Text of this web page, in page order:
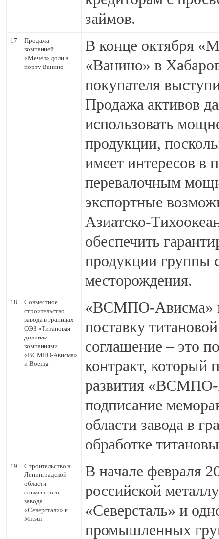
займов.
17
Продажа
компанией
«Мечел» доли в
порту Ванино
В конце октября
«Ванино» в
покупателя
Продажа активов
использовать
продукции,
имеет интересов в
перевалочным
экспортные
Азиатско-
обеспечить
продукции группы
месторождения.
18
Совместное
строительство
завода в границах
ОЭЗ «Титановая
долина»
компаниями
«ВСМПО-Ависма»
и Boeing
«ВСМПО-Ависма» и
поставку
соглашение – это
контракт, который
развития «ВСМПО-
подписание
области завода в
обработке
19
Строительство в
Ленинградской
области
совместного
завода
«Северстали» и
Mitsui
В начале февраля
российской
«Северсталь» и
промышленных